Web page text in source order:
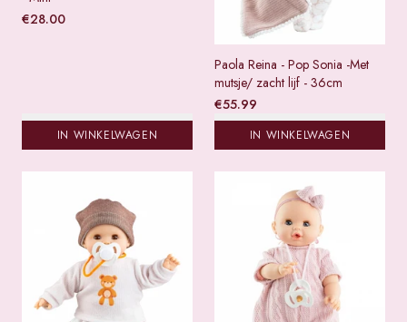
€28.00
IN WINKELWAGEN
Paola Reina - Pop Sonia -Met
mutsje/ zacht lijf - 36cm
€55.99
IN WINKELWAGEN